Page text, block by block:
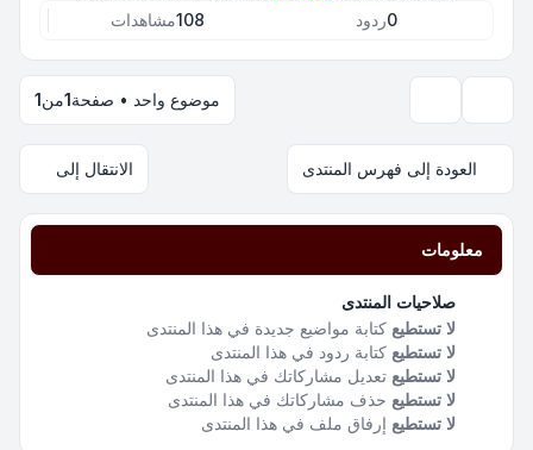
0ردود 108مشاهدات
موضوع واحد • صفحة1من1
العودة إلى فهرس المنتدى الانتقال إلى
معلومات
صلاحيات المنتدى
لا تستطيع كتابة مواضيع جديدة في هذا المنتدى
لا تستطيع كتابة ردود في هذا المنتدى
لا تستطيع تعديل مشاركاتك في هذا المنتدى
لا تستطيع حذف مشاركاتك في هذا المنتدى
لا تستطيع إرفاق ملف في هذا المنتدى